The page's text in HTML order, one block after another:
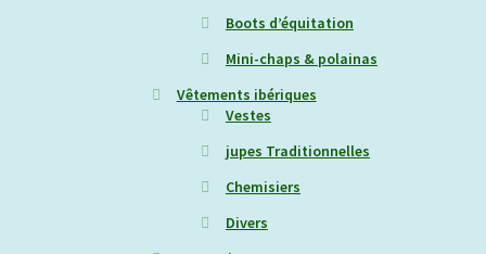
Boots d’équitation
Mini-chaps & polainas
Vêtements ibériques
Vestes
jupes Traditionnelles
Chemisiers
Divers